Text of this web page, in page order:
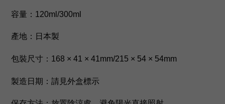
容量：120ml/300ml
產地：日本製
包裝尺寸：168 × 41 × 41mm/215 × 54 × 54mm
製造日期：請見外盒標示